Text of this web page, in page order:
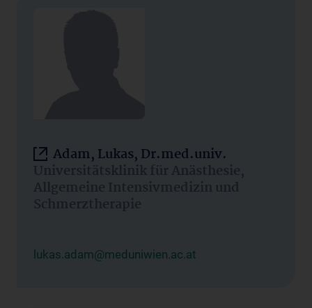
Adam, Lukas, Dr.med.univ.
Universitätsklinik für Anästhesie,
Allgemeine Intensivmedizin und
Schmerztherapie
lukas.adam@meduniwien.ac.at